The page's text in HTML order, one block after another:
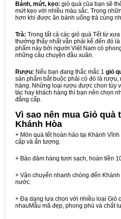
Bánh, mứt, kẹo: giỏ quà của bạn sẽ
mứt kẹo với nhiều màu sắc. Trong
hơn khi được ăn bánh uống trà cùng
Trà: Trong tất cả các giỏ quà Tết từ
thường thấy nhất vẫn phải kể đến đó
phẩm này bởi người Việt Nam có
những câu chuyện đầu xuân.
Rượu: Nếu bạn đang thắc mắc 1 giỏ
sản phẩm bắt buộc phải có đó là rượu,
hàng. Những loại rượu được chọn tùy
tác hay khách hàng thì bạn nên chọn
đẳng cấp.
Vì sao nên mua Giỏ quà
Khánh Hòa
+ Món quà tết hoàn hảo tại Khánh
cấp và ấn tượng.
+ Bảo đảm hàng tươi sạch, hoàn tiền
+ Vận chuyển nhanh chóng đến
nước.
+ Đa dạng lựa chọn với nhiều loại Giỏ
nhauMẫu mã đẹp, phong phú và chất